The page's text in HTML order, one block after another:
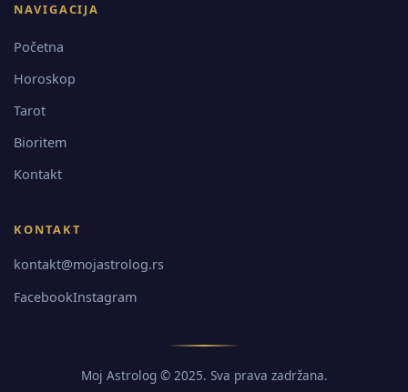
NAVIGACIJA
Početna
Horoskop
Tarot
Bioritem
Kontakt
KONTAKT
kontakt@mojastrolog.rs
FacebookInstagram
Moj Astrolog © 2025. Sva prava zadržana.